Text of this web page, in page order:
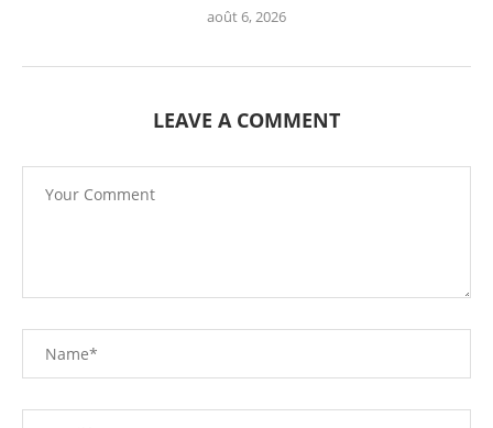
août 6, 2026
LEAVE A COMMENT